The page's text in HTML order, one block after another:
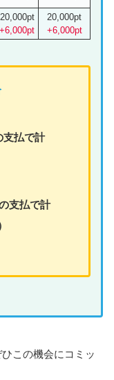
20,000pt
+6,000pt
20,000pt
+6,000pt
支払で計
支払で計
この機会にコミッ